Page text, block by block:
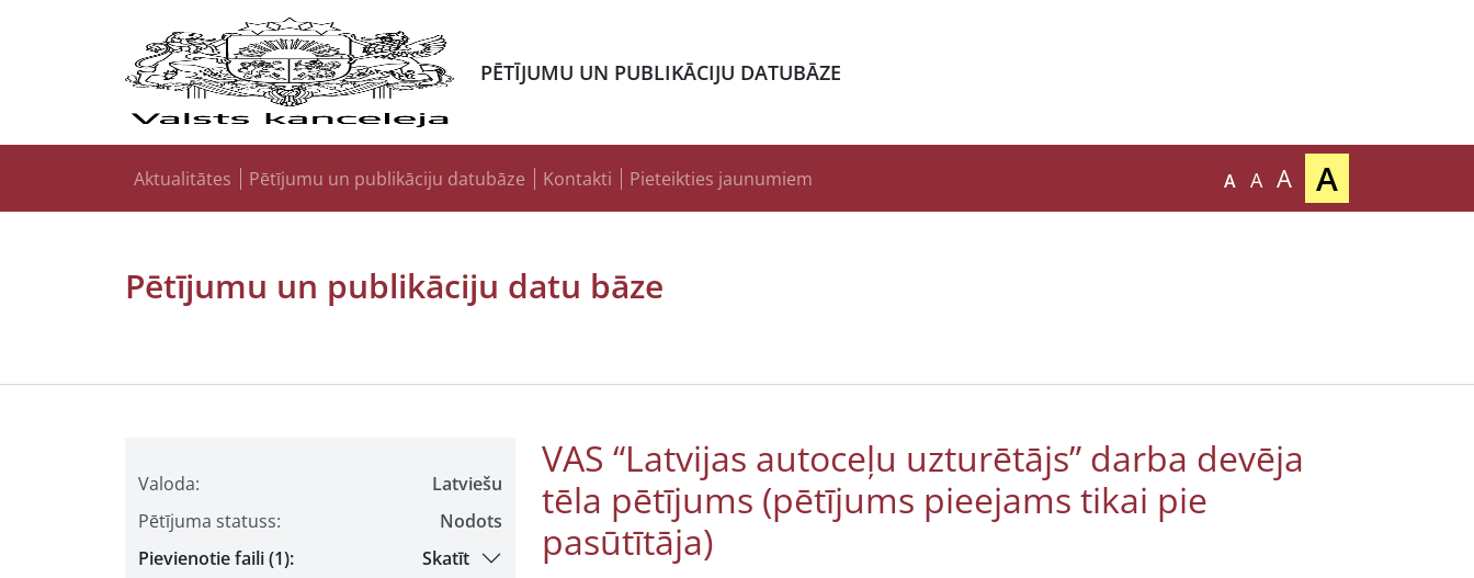
PĒTĪJUMU UN PUBLIKĀCIJU DATUBĀZE
Aktualitātes Pētījumu un publikāciju datubāze Kontakti Pieteikties jaunumiem A A A A
Pētījumu un publikāciju datu bāze
Valoda:
Latviešu
Pētījuma statuss:
Nodots
Pievienotie faili (1):
Skatīt
VAS “Latvijas autoceļu uzturētājs” darba devēja
tēla pētījums (pētījums pieejams tikai pie
pasūtītāja)